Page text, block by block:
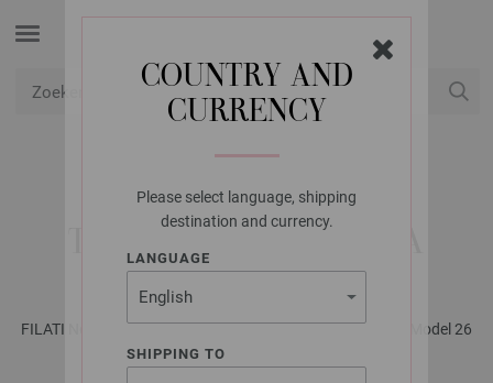
COUNTRY AND
CURRENCY
Please select language, shipping
destination and currency.
LANGUAGE
SHIPPING TO
LANA GROSSA
TRUI SUPERKID SETA
FILATI No. 68 - Tijdschrift (DE) + Breibeschrijvingen (NL) | Model 26